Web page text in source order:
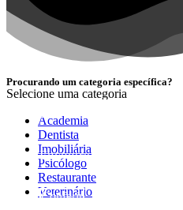
NOVIDADE
Encontre as melhores
Conferir
Procurando um categoria específica?
Selecione uma categoria
Academia
Dentista
Imobiliária
Psicólogo
Restaurante
Veterinário